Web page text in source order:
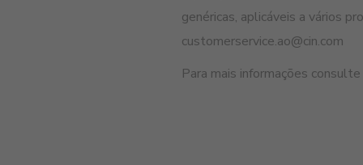
genéricas, aplicáveis a vários
customerservice.ao@cin.com
Para mais informações